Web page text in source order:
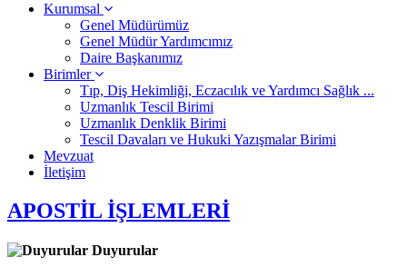
Kurumsal
Genel Müdürümüz
Genel Müdür Yardımcımız
Daire Başkanımız
Birimler
Tıp, Diş Hekimliği, Eczacılık ve Yardımcı Sağlık ...
Uzmanlık Tescil Birimi
Uzmanlık Denklik Birimi
Tescil Davaları ve Hukuki Yazışmalar Birimi
Mevzuat
İletişim
APOSTİL İŞLEMLERİ
Duyurular